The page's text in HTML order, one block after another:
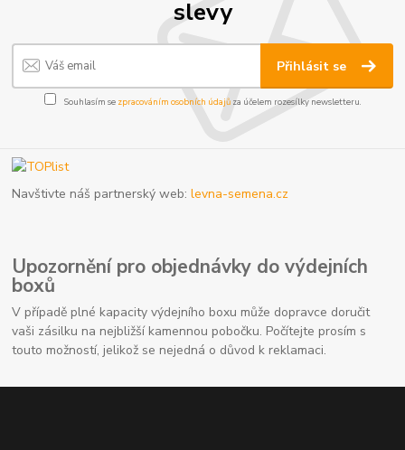
slevy
Přihlásit se
Souhlasím se zpracováním osobních údajůza účelem rozesílky newsletteru.
Navštivte náš partnerský web:levna-semena.cz
Upozornění pro objednávky do výdejních
boxů
V případě plné kapacity výdejního boxu může dopravce doručit
vaši zásilku na nejbližší kamennou pobočku. Počítejte prosím s
touto možností, jelikož se nejedná o důvod k reklamaci.